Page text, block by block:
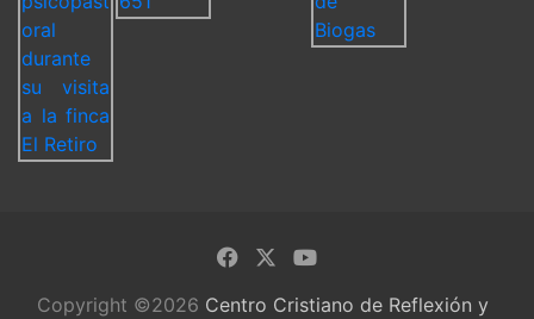
Copyright ©2026 Centro Cristiano de Reflexión y